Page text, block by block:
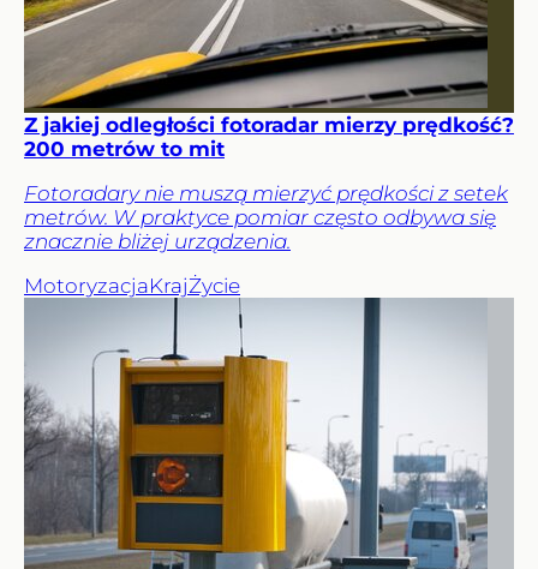
Z jakiej odległości fotoradar mierzy prędkość?
200 metrów to mit
Fotoradary nie muszą mierzyć prędkości z setek
metrów. W praktyce pomiar często odbywa się
znacznie bliżej urządzenia.
MotoryzacjaKrajŻycie